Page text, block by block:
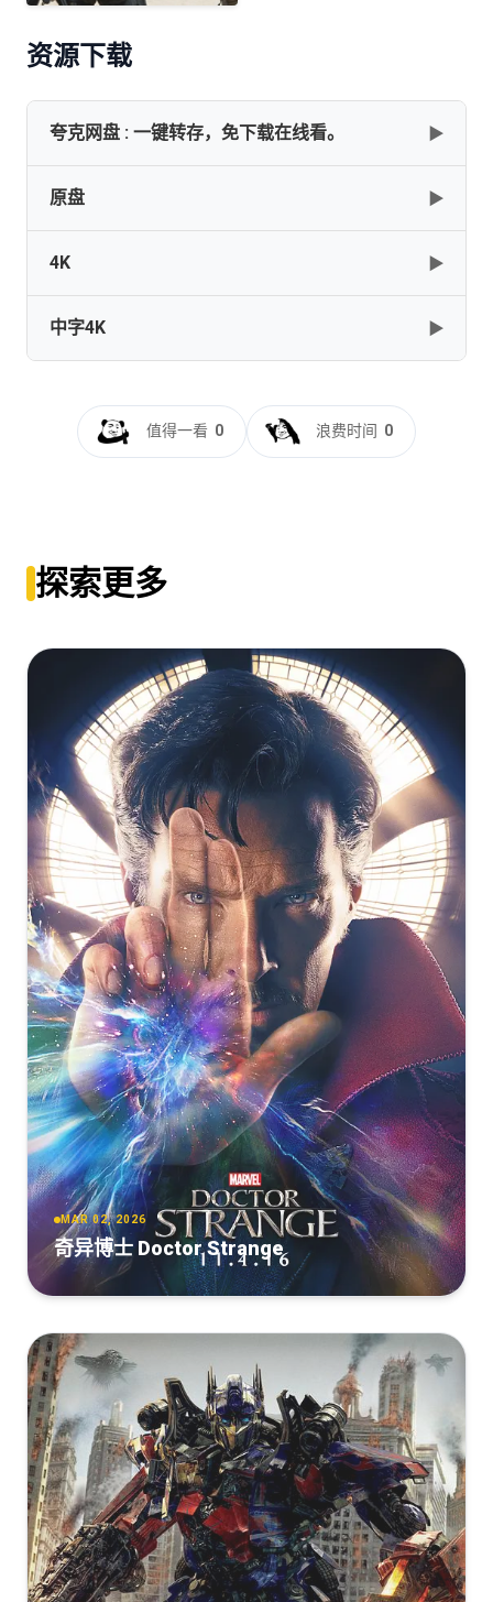
资源下载
夸克网盘 : 一键转存，免下载在线看。 ▶
✅[生化危机][全1-7部合集][国英多音轨+外挂双语字幕][4K
[145GB]
原盘 ▶
RESIDENT.EVIL.COLLECTION.I.II.III.Blu-
[102.78GB]
幕
DreamHD
[53.03GB] 复制
Resident.Evil.Extinction.2007.2160p.BluRay.REMUX.HEVC.DTS-
HD.MA.TrueHD.7.1.Atmos-FGT
[48.74GB] 复制 下载
Resident.Evil.Extinction.2007.4K.HDR.DV.2160p.BDRemux
Ita Eng x265-NAHOM
[39.51GB] 复制 下载
[23]生化危机3：劫后余生[中字]blu-ray 1080p MPEG-4
AVC Dolby TrueHD 5.1
[37.34GB] 复制 下载
Resident Evil Extinction 2007 1080p BluRay AVC TrueHD
5.1-Tsui@MTeam
[30.31GB] 复制 下载
Resident.Evil.Extinction.2007.1080p.BluRay.AVC.TrueHD.5.1-
FGT
[29.66GB] 复制 下载
4K ▶
Resident.Evil.Extinction.2007.2160p.BluRay.x264.8bit.SDR.DTS-
Resident.Evil.Extinction.2007.2160p.BluRay.x265.10bit.SDR.DTS-
FLAME
HD.MA.TrueHD.7.1.Atmos-SWTYBLZ
[19.45GB] 复制 下载
DDR.mkv
[17.75GB] 复制 下载
Resident Evil Extinction 2007 UHD BluRay 2160p HDR10
DV HEVC TrueHD Atmos 7.1 x265-E
[16.35GB] 复制 下载
Resident Evil - Extinction (2007) 2160p H265 10 bit ita eng
AC3 5.1 sub ita eng Licdom.mkv
[8.72GB] 复制 下载
中字4K ▶
幕].2007.BluRay.2160p.x265.10bit.HDR.2Audio-SSDSSE
[24.65GB] 复制 下载
[24.44GB] 复制
幕].2007.2160p.Bluray.2Audio.TrueHD7.1.DoVi.HDR10.x265-
DreamHD
[22.57GB] 复制 下载
生化危机3：灭绝[HDR+杜比视界双版本][国英多音轨+简繁
英双语特效字
幕
DreamHD
[22.56GB] 复制 下载
[生化危机3：灭
绝]Resident.Evil.Extinction.2007.2160p.Blu-
ray.H265.Atmos.TrueHD.7.1.DTS-HD.CHS-ENG.BOBO
[13.49GB] 复制 下载
[DBD-Raws][4K_HDR][生化危机3：灭绝][2160P][BDRip]
[HEVC-10bit][中英外挂][FLAC][MKV]
[8.32GB] 复制 下载
值得一看 0 浪费时间 0
探索更多
MAR 02, 2026
奇异博士 Doctor Strange